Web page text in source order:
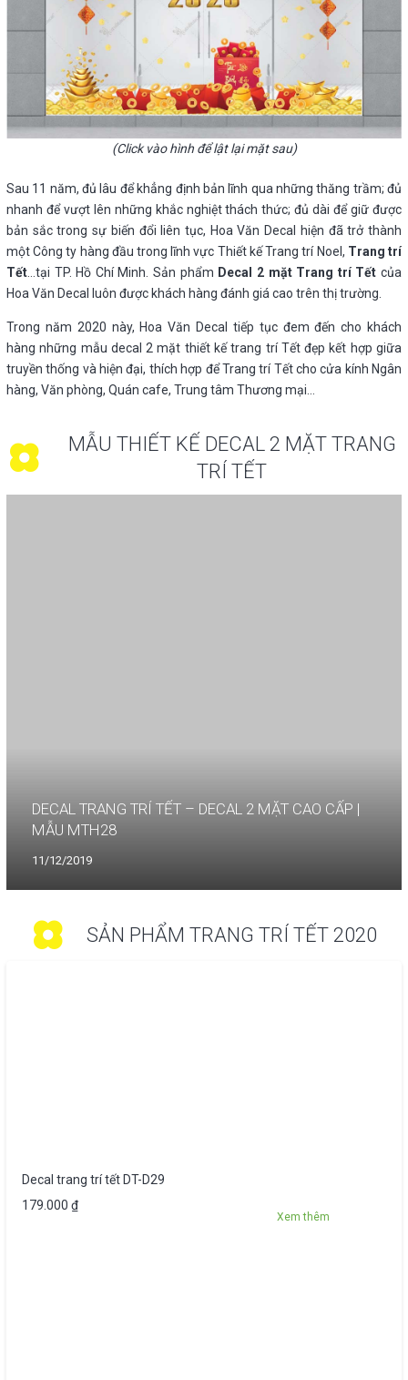
(Click vào hình để lật lại mặt sau)
Sau 11 năm, đủ lâu để khẳng định bản lĩnh qua những thăng trầm; đủ
nhanh để vượt lên những khắc nghiệt thách thức; đủ dài để giữ được
bản sắc trong sự biến đổi liên tục, Hoa Văn Decal hiện đã trở thành
một Công ty hàng đầu trong lĩnh vực Thiết kế Trang trí Noel, Trang trí
Tết …tại TP. Hồ Chí Minh. Sản phẩm Decal 2 mặt Trang trí Tết của
Hoa Văn Decal luôn được khách hàng đánh giá cao trên thị trường.
Trong năm 2020 này, Hoa Văn Decal tiếp tục đem đến cho khách
hàng những mẫu decal 2 mặt thiết kế trang trí Tết đẹp kết hợp giữa
truyền thống và hiện đại, thích hợp để Trang trí Tết cho cửa kính Ngân
hàng, Văn phòng, Quán cafe, Trung tâm Thương mại…
MẪU THIẾT KẾ DECAL 2 MẶT TRANG
TRÍ TẾT
DECAL TRANG TRÍ TẾT – DECAL 2 MẶT CAO CẤP |
MẪU MTH28
11/12/2019
SẢN PHẨM TRANG TRÍ TẾT 2020
Decal trang trí tết DT-D29
179.000 ₫
Xem thêm